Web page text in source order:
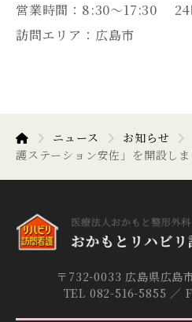
営業時間：8:30～17:30 24
訪問エリア：広島市
ニュース お知らせ
護ステーション安佐」を開設し
〒732-0033 広島県広島
TEL 082-516-5855 ／